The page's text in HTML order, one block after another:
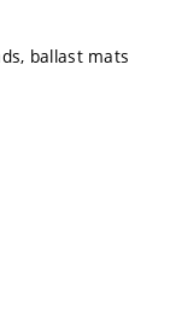
ballast mats